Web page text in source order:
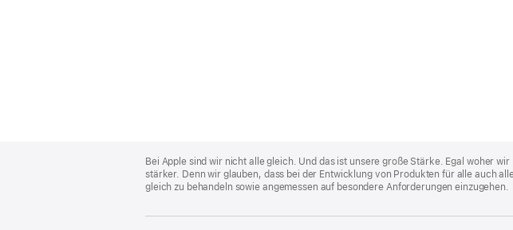
Footer
Bei Apple sind wir nicht alle gleich. Und das ist unsere große Stärke. Egal woher
stärker. Denn wir glauben, dass bei der Entwicklung von Produkten für alle auch
gleich zu behandeln sowie angemessen auf besondere Anforderungen einzugehen.